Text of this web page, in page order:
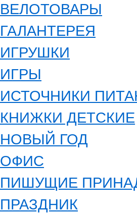
ВЕЛОТОВАРЫ
ГАЛАНТЕРЕЯ
ИГРУШКИ
ИГРЫ
ИСТОЧНИКИ
КНИЖКИ ДЕТСКИЕ
НОВЫЙ ГОД
ОФИС
ПИШУЩИЕ
ПРАЗДНИК